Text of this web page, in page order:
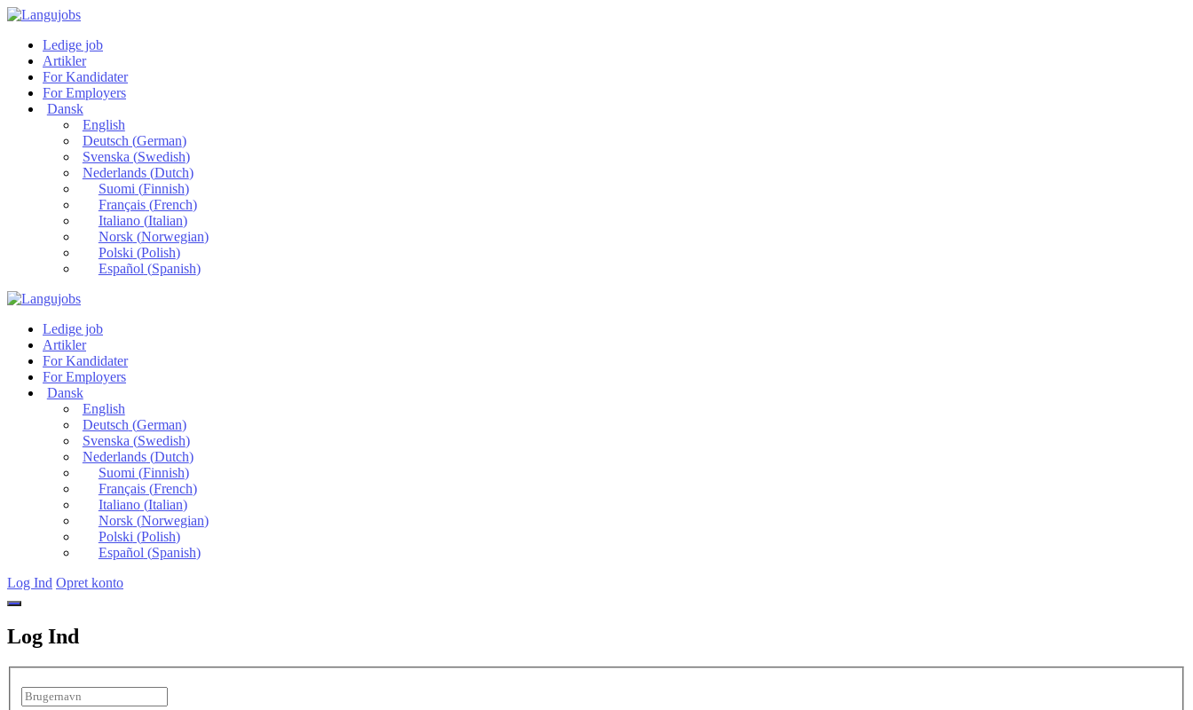
Ledige job
Artikler
For Kandidater
For Employers
Dansk
English
Deutsch (German)
Svenska (Swedish)
Nederlands(Dutch)
Suomi (Finnish)
Français(French)
Italiano(Italian)
Norsk(Norwegian)
Polski (Polish)
Español (Spanish)
Ledige job
Artikler
For Kandidater
For Employers
Dansk
English
Deutsch (German)
Svenska (Swedish)
Nederlands(Dutch)
Suomi (Finnish)
Français(French)
Italiano(Italian)
Norsk(Norwegian)
Polski (Polish)
Español (Spanish)
Log Ind Opret konto
Log Ind